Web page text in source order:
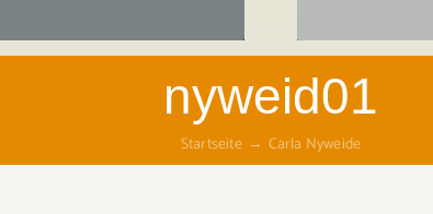
nyweid01
Startseite Carla Nyweide